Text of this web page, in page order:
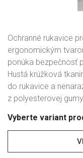
Ochranné rukavice
ergonomickým
ponúka bezpečnosť
Hustá krúžková
do rukavice a
z polyesterovej
Vyberte variant